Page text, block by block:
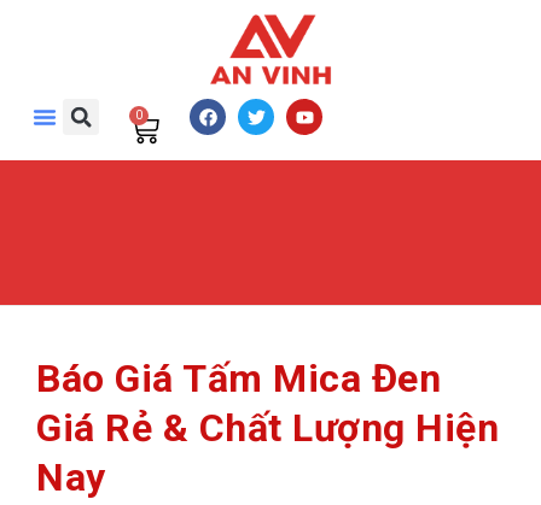
0
Báo Giá Tấm Mica Đen
Giá Rẻ & Chất Lượng Hiện
Nay